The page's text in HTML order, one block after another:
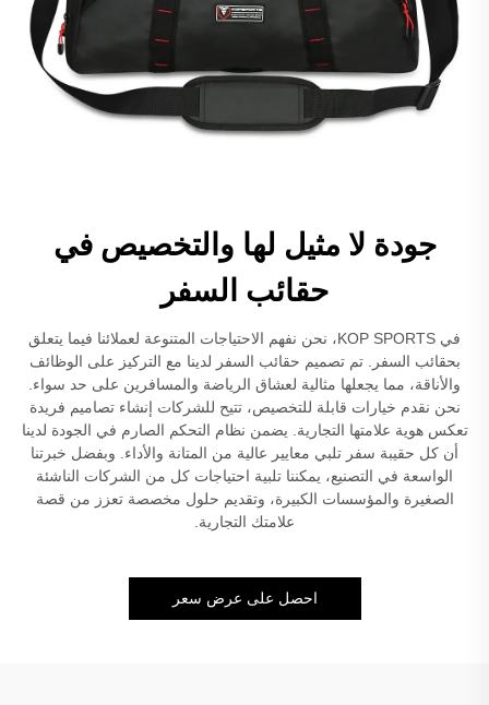
جودة لا مثيل لها والتخصيص في
حقائب السفر
في KOP SPORTS، نحن نفهم الاحتياجات المتنوعة لعملائنا فيما يتعلق
بحقائب السفر. تم تصميم حقائب السفر لدينا مع التركيز على الوظائف
والأناقة، مما يجعلها مثالية لعشاق الرياضة والمسافرين على حد سواء.
نحن نقدم خيارات قابلة للتخصيص، تتيح للشركات إنشاء تصاميم فريدة
تعكس هوية علامتها التجارية. يضمن نظام التحكم الصارم في الجودة لدينا
أن كل حقيبة سفر تلبي معايير عالية من المتانة والأداء. وبفضل خبرتنا
الواسعة في التصنيع، يمكننا تلبية احتياجات كل من الشركات الناشئة
الصغيرة والمؤسسات الكبيرة، وتقديم حلول مخصصة تعزز من قصة
علامتك التجارية.
احصل على عرض سعر